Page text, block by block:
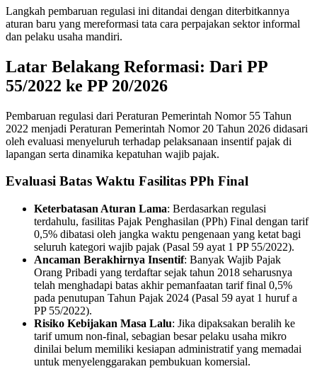
Langkah pembaruan regulasi ini ditandai dengan diterbitkannya
aturan baru yang mereformasi tata cara perpajakan sektor informal
dan pelaku usaha mandiri.
Latar Belakang Reformasi: Dari PP
55/2022 ke PP 20/2026
Pembaruan regulasi dari Peraturan Pemerintah Nomor 55 Tahun
2022 menjadi Peraturan Pemerintah Nomor 20 Tahun 2026 didasari
oleh evaluasi menyeluruh terhadap pelaksanaan insentif pajak di
lapangan serta dinamika kepatuhan wajib pajak.
Evaluasi Batas Waktu Fasilitas PPh Final
Keterbatasan Aturan Lama: Berdasarkan regulasi
terdahulu, fasilitas Pajak Penghasilan (PPh) Final dengan tarif
0,5% dibatasi oleh jangka waktu pengenaan yang ketat bagi
seluruh kategori wajib pajak (Pasal 59 ayat 1 PP 55/2022).
Ancaman Berakhirnya Insentif: Banyak Wajib Pajak
Orang Pribadi yang terdaftar sejak tahun 2018 seharusnya
telah menghadapi batas akhir pemanfaatan tarif final 0,5%
pada penutupan Tahun Pajak 2024 (Pasal 59 ayat 1 huruf a
PP 55/2022).
Risiko Kebijakan Masa Lalu: Jika dipaksakan beralih ke
tarif umum non-final, sebagian besar pelaku usaha mikro
dinilai belum memiliki kesiapan administratif yang memadai
untuk menyelenggarakan pembukuan komersial.